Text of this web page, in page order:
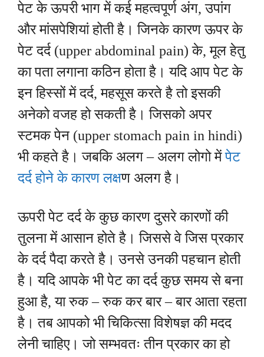
पेट के ऊपरी भाग में कई महत्वपूर्ण अंग, उपांग
और मांसपेशियां होती है। जिनके कारण ऊपर के
पेट दर्द (upper abdominal pain) के, मूल हेतु
का पता लगाना कठिन होता है। यदि आप पेट के
इन हिस्सों में दर्द, महसूस करते है तो इसकी
अनेको वजह हो सकती है। जिसको अपर
स्टमक पेन (upper stomach pain in hindi)
भी कहते है। जबकि अलग – अलग लोगो मेंपेट
दर्द होने के कारण लक्षण अलग है।
ऊपरी पेट दर्द के कुछ कारण दुसरे कारणों की
तुलना में आसान होते है। जिससे वे जिस प्रकार
के दर्द पैदा करते है। उनसे उनकी पहचान होती
है। यदि आपके भी पेट का दर्द कुछ समय से बना
हुआ है, या रुक – रुक कर बार – बार आता रहता
है। तब आपको भी चिकित्सा विशेषज्ञ की मदद
लेनी चाहिए। जो सम्भवतः तीन प्रकार का हो